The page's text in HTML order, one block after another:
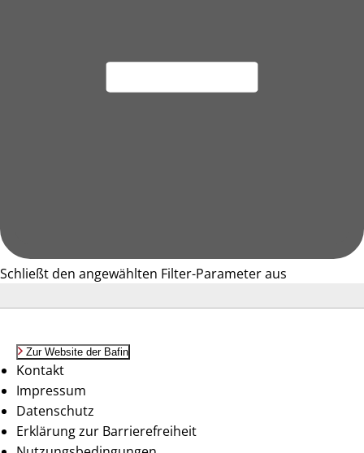
Schließt den angewählten Filter-Parameter aus
Zur Website der Bafin
Kontakt
Impressum
Datenschutz
Erklärung zur Barrierefreiheit